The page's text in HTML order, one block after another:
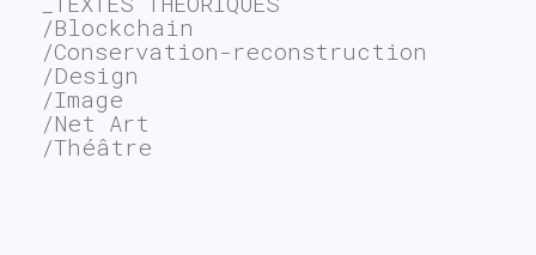
/Blockchain
/Conservation-reconstruction
/Design
/Image
/Net Art
/Théâtre